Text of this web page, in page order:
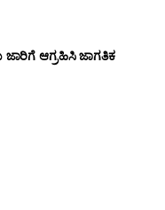
ಆಗ್ರಹಿಸಿ ಜಾಗತಿಕ